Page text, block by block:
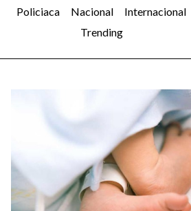
Policiaca
Nacional Internacional
Trending